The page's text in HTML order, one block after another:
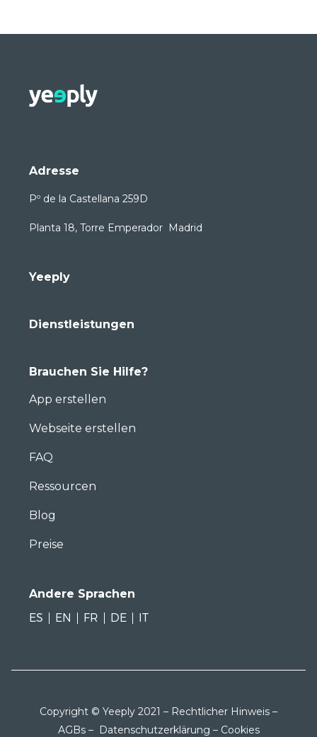
Adresse
Pº de la Castellana 259D
Planta 18, Torre Emperador Madrid
Yeeply
Dienstleistungen
Brauchen Sie Hilfe?
App erstellen
Webseite erstellen
FAQ
Ressourcen
Blog
Preise
Andere Sprachen
ES
EN FR DE IT
Copyright © Yeeply 2021 – Rechtlicher Hinweis –
AGBs– Datenschutzerklärung – Cookies